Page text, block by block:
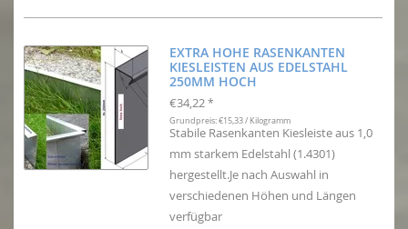
EXTRA HOHE RASENKANTEN
KIESLEISTEN AUS EDELSTAHL
250MM HOCH
€34,22 *
Grundpreis: €15,33 / Kilogramm
Stabile Rasenkanten Kiesleiste aus 1,0
mm starkem Edelstahl (1.4301)
hergestellt.Je nach Auswahl in
verschiedenen Höhen und Längen
verfügbar